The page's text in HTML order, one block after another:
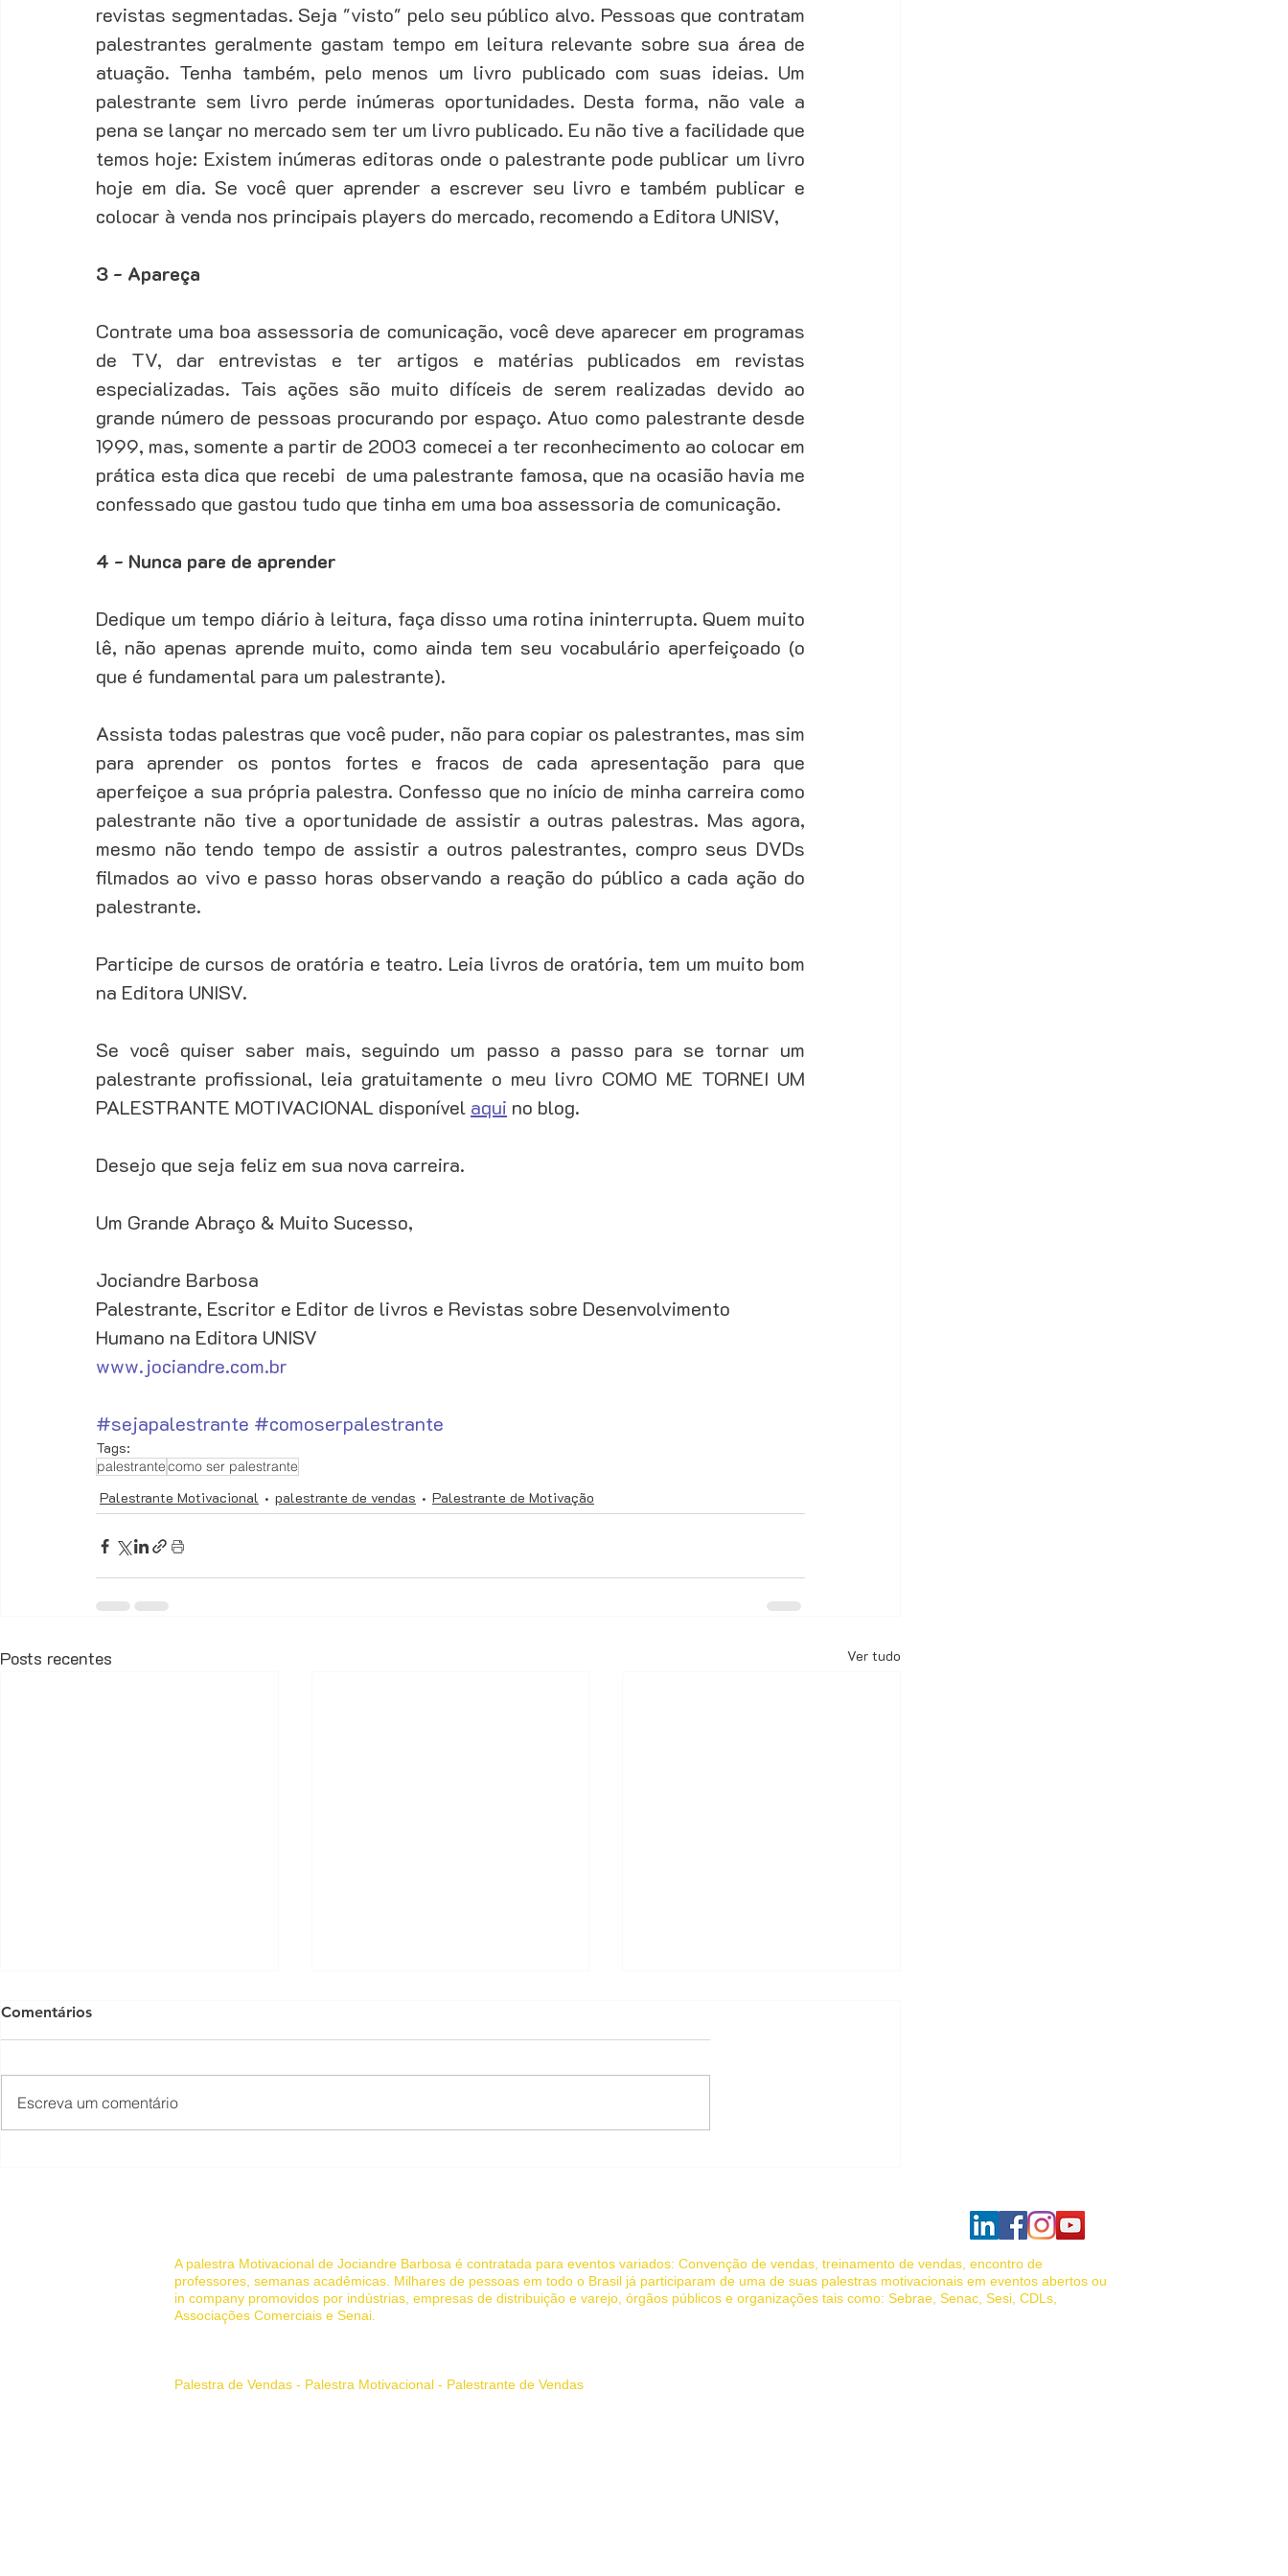
Fechamento Fidelização Funil de vendas Geração de leads
Gestão de Vendas Marketing Motivação
revistas segmentadas. Seja "visto" pelo seu público alvo. Pessoas que contratam
palestrantes geralmente gastam tempo em leitura relevante sobre sua área de
atuação. Tenha também, pelo menos um livro publicado com suas ideias. Um
palestrante sem livro perde inúmeras oportunidades. Desta forma, não vale a
pena se lançar no mercado sem ter um livro publicado. Eu não tive a facilidade que
temos hoje: Existem inúmeras editoras onde o palestrante pode publicar um livro
hoje em dia. Se você quer aprender a escrever seu livro e também publicar e
colocar à venda nos principais players do mercado, recomendo a Editora UNISV,
3 - Apareça
Contrate uma boa assessoria de comunicação, você deve aparecer em programas
de TV, dar entrevistas e ter artigos e matérias publicados em revistas
especializadas. Tais ações são muito difíceis de serem realizadas devido ao
grande número de pessoas procurando por espaço. Atuo como palestrante desde
1999, mas, somente a partir de 2003 comecei a ter reconhecimento ao colocar em
prática esta dica que recebi  de uma palestrante famosa, que na ocasião havia me
confessado que gastou tudo que tinha em uma boa assessoria de comunicação.
4 - Nunca pare de aprender
Dedique um tempo diário à leitura, faça disso uma rotina ininterrupta. Quem muito
lê, não apenas aprende muito, como ainda tem seu vocabulário aperfeiçoado (o
que é fundamental para um palestrante).
Assista todas palestras que você puder, não para copiar os palestrantes, mas sim
para aprender os pontos fortes e fracos de cada apresentação para que
aperfeiçoe a sua própria palestra. Confesso que no início de minha carreira como
palestrante não tive a oportunidade de assistir a outras palestras. Mas agora,
mesmo não tendo tempo de assistir a outros palestrantes, compro seus DVDs
filmados ao vivo e passo horas observando a reação do público a cada ação do
palestrante.
Participe de cursos de oratória e teatro. Leia livros de oratória, tem um muito bom
na Editora UNISV.
Se você quiser saber mais, seguindo um passo a passo para se tornar um
palestrante profissional, leia gratuitamente o meu livro COMO ME TORNEI UM
PALESTRANTE MOTIVACIONAL disponível aqui no blog.
Desejo que seja feliz em sua nova carreira.
Um Grande Abraço & Muito Sucesso,
Jociandre Barbosa
Palestrante, Escritor e Editor de livros e Revistas sobre Desenvolvimento
Humano na Editora UNISV
www.jociandre.com.br
#sejapalestrante #comoserpalestrante
Tags:
palestrantecomo ser palestrante
Palestrante Motivacional palestrante de vendas Palestrante de Motivação
Posts recentes Ver tudo
Comentários
Escreva um comentário
A palestra Motivacional de Jociandre Barbosa é contratada para eventos variados: Convenção de vendas, treinamento de vendas, encontro de
professores, semanas acadêmicas. Milhares de pessoas em todo o Brasil já participaram de uma de suas palestras motivacionais em eventos abertos ou
in company promovidos por indústrias, empresas de distribuição e varejo, órgãos públicos e organizações tais como: Sebrae, Senac, Sesi, CDLs,
Associações Comerciais e Senai.
Palestra de Vendas - Palestra Motivacional - Palestrante de Vendas